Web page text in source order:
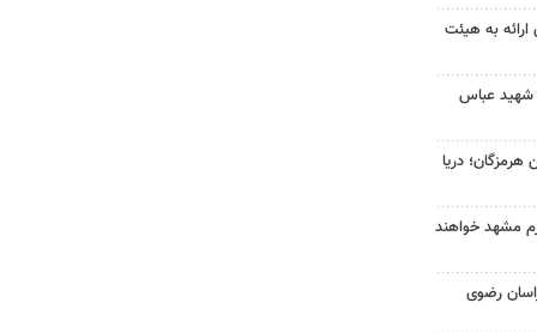
ارائه به هیئت
شهید عباس
هرمزگان؛ دریا
مشهد خواهند
رضوی